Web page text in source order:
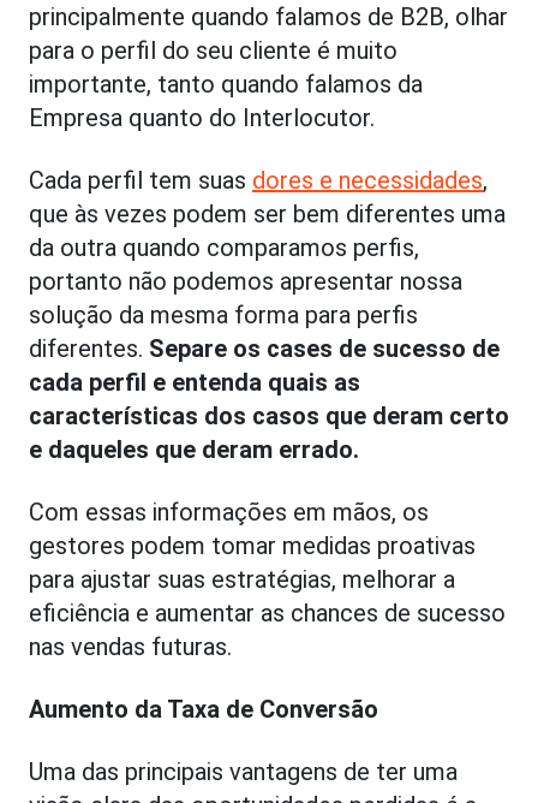
principalmente quando falamos de B2B, olhar
para o perfil do seu cliente é muito
importante, tanto quando falamos da
Empresa quanto do Interlocutor.
Cada perfil tem suas dores e necessidades,
que às vezes podem ser bem diferentes uma
da outra quando comparamos perfis,
portanto não podemos apresentar nossa
solução da mesma forma para perfis
diferentes. Separe os cases de sucesso de
cada perfil e entenda quais as
características dos casos que deram certo
e daqueles que deram errado.
Com essas informações em mãos, os
gestores podem tomar medidas proativas
para ajustar suas estratégias, melhorar a
eficiência e aumentar as chances de sucesso
nas vendas futuras.
Aumento da Taxa de Conversão
Uma das principais vantagens de ter uma